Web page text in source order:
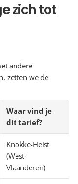
zich tot
andere
zetten we de
Waar vind je
dit tarief?
Knokke-Heist
(West-
Vlaanderen)